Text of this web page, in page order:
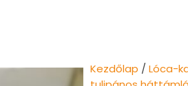
Kezdőlap / Lóca-